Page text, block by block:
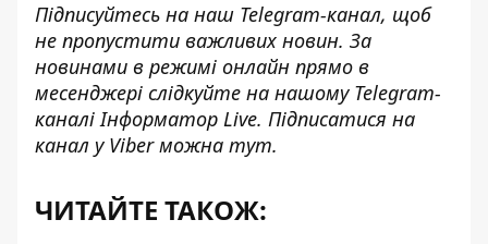
Підписуйтесь на наш Telegram-канал, щоб
не пропустити важливих новин. За
новинами в режимі онлайн прямо в
месенджері слідкуйте на нашому Telegram-
каналіІнформатор Live. Підписатися на
канал у Viber можна тут.
ЧИТАЙТЕ ТАКОЖ: